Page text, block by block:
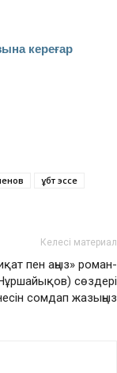
кереғар
ұбт эссе
Келесі материал
пен аңыз» роман-
сөздері
сомдап жазыңыз